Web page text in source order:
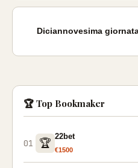
Diciannovesima
🏆 Top Bookmaker
01 🏆
22bet
€1500